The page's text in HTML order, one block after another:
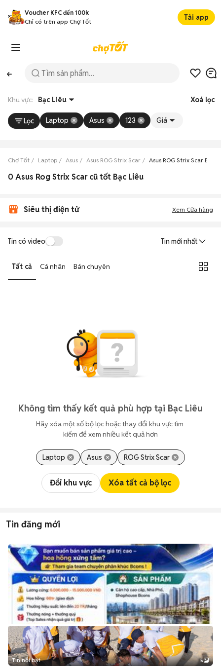
Voucher KFC đến 100k
Chỉ có trên app Chợ Tốt
Tải app
Khu vực: Bạc Liêu Xoá lọc
Lọc Laptop Asus 123 Giá
Chợ Tốt Laptop Asus Asus ROG Strix Scar Asus ROG Strix Scar Bạc
0 Asus Rog Strix Scar cũ tốt Bạc Liêu
Siêu thị điện tử Xem Cửa hàng
Tin có video Tin mới nhất
Tất cả Cá nhân Bán chuyên
Không tìm thấy kết quả phù hợp tại Bạc Liêu
Hãy xóa một số bộ lọc hoặc thay đổi khu vực tìm
kiếm để xem nhiều kết quả hơn
Laptop Asus ROG Strix Scar
Đổi khu vực Xóa tất cả bộ lọc
Tin đăng mới
Tin nổi bật 5